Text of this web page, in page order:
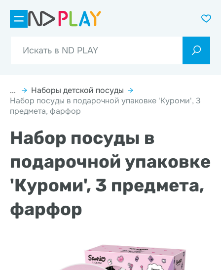
... → Наборы детской посуды →
Набор посуды в подарочной упаковке 'Куроми', 3
предмета, фарфор
Набор посуды в
подарочной упаковке
'Куроми', 3 предмета,
фарфор